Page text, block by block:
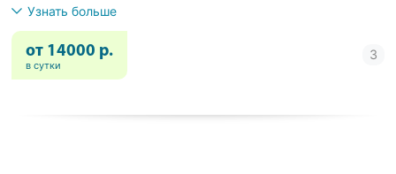
Узнать больше
от 14000 р.
в сутки